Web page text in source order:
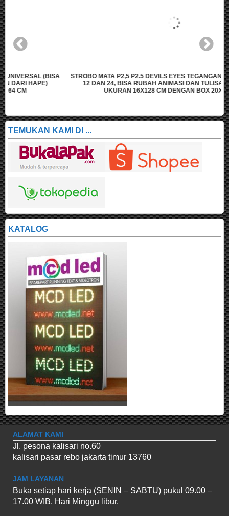
STROBO MATA P2,5 P2.5 DEVILS EYES TEGANGAN UNIVERSAL (BISA
12 DAN 24, BISA RUBAH ANIMASI DAN TULISAN DARI HAPE)
UKURAN 16X128 CM DENGAN BOX 20X132 CM
TEMUKAN KAMI DI ...
KATALOG
ALAMAT KAMI
Jl. pesona kalisari no.60
kalisari pasar rebo jakarta timur 13760
JAM LAYANAN
Buka setiap hari kerja (SENIN – SABTU) pukul 09.00 –
17.00 WIB. Hari Minggu libur.